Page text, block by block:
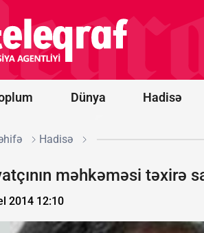
Dünya Hadisə
FOTO
Hadisə
məhkəməsi təxirə
2014 12:10